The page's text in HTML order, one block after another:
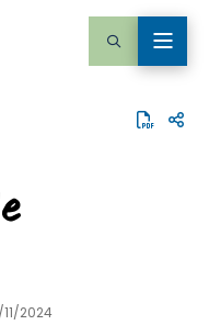
2024